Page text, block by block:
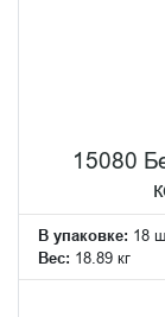
15080
В упаковке: 18
Вес: 18.89 кг